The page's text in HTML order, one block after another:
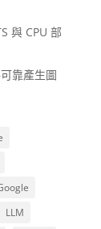
與 CPU 部
靠產生圖
LLM